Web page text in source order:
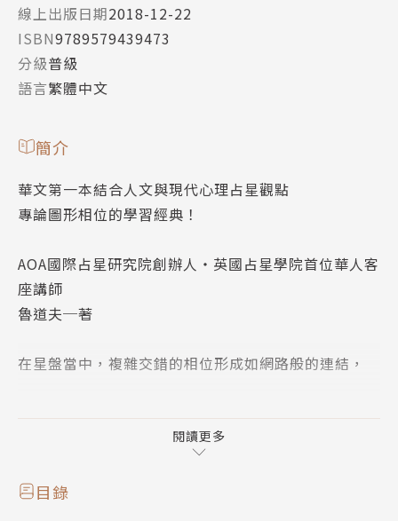
線上出版日期2018-12-22
ISBN9789579439473
分級普級
語言繁體中文
簡介
華文第一本結合人文與現代心理占星觀點
專論圖形相位的學習經典！
AOA國際占星研究院創辦人・英國占星學院首位華人客
座講師
魯道夫─著
在星盤當中，複雜交錯的相位形成如網路般的連結，
複雜的「圖形相位」對占星初、中階的學習者來說，具
閱讀更多
目錄